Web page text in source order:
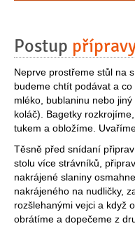
Postup
Neprve prostřeme stůl na
budeme chtít podávat a
mléko, bublaninu nebo
koláč). Bagetky
tukem a obložíme.
Těsně před snídaní
stolu více strávníků,
nakrájené slaniny
nakrájeného na nudličky,
rozšlehanými vejci a když
obrátíme a dopečeme z